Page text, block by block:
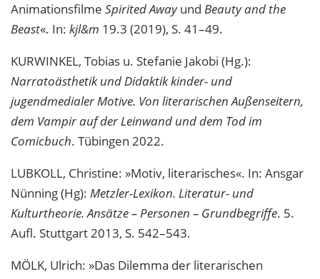
Animationsfilme Spirited Awayund Beauty and the
Beast«. In: kjl&m 19.3 (2019), S. 41–49.
KURWINKEL, Tobias u. Stefanie Jakobi (Hg.):
Narratoästhetik und Didaktik kinder- und
jugendmedialer Motive. Von literarischen Außenseitern,
dem Vampir auf der Leinwand und dem Tod im
Comicbuch. Tübingen 2022.
LUBKOLL, Christine: »Motiv, literarisches«. In: Ansgar
Nünning (Hg): Metzler-Lexikon. Literatur- und
Kulturtheorie. Ansätze – Personen – Grundbegriffe. 5.
Aufl. Stuttgart 2013, S. 542–543.
MÖLK, Ulrich: »Das Dilemma der literarischen